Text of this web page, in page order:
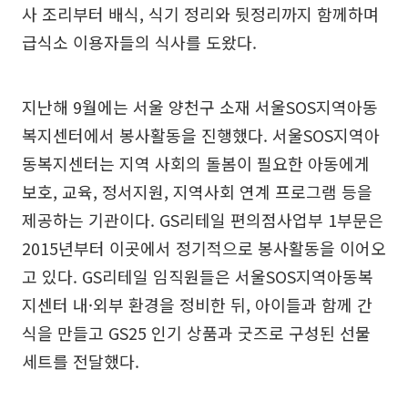
사 조리부터 배식, 식기 정리와 뒷정리까지 함께하며
급식소 이용자들의 식사를 도왔다.
지난해 9월에는 서울 양천구 소재 서울SOS지역아동
복지센터에서 봉사활동을 진행했다. 서울SOS지역아
동복지센터는 지역 사회의 돌봄이 필요한 아동에게
보호, 교육, 정서지원, 지역사회 연계 프로그램 등을
제공하는 기관이다. GS리테일 편의점사업부 1부문은
2015년부터 이곳에서 정기적으로 봉사활동을 이어오
고 있다. GS리테일 임직원들은 서울SOS지역아동복
지센터 내·외부 환경을 정비한 뒤, 아이들과 함께 간
식을 만들고 GS25 인기 상품과 굿즈로 구성된 선물
세트를 전달했다.